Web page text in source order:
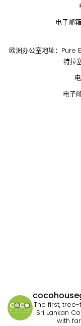
电子邮箱
欧洲办公室地址：Pure
特拉
电子
The first,
Sri Lankan
with